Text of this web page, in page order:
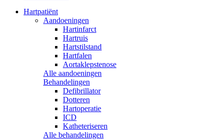
Hartpatiënt
Aandoeningen
Hartinfarct
Hartruis
Hartstilstand
Hartfalen
Aortaklepstenose
Alle aandoeningen
Behandelingen
Defibrillator
Dotteren
Hartoperatie
ICD
Katheteriseren
Alle behandelingen